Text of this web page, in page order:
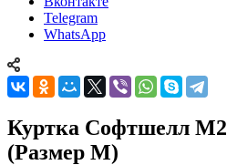
Telegram
WhatsApp
Куртка Софтшелл
(Размер M)